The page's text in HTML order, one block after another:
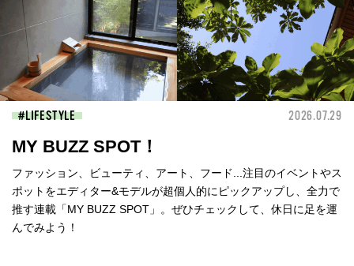
LIFESTYLE 2026.07.29
MY BUZZ SPOT！
ファッション、ビューティ、アート、フード...注目のイベントやス
ポットをエディター&モデルが超個人的にピックアップし、全力で
推す連載「MY BUZZ SPOT」。ぜひチェックして、休日に足を運
んでみよう！